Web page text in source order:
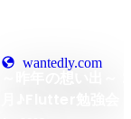
wantedly.com